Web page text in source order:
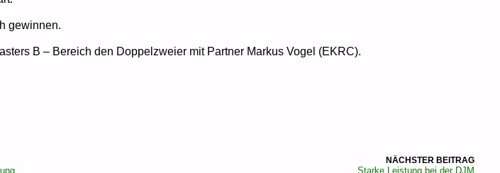
gewinnen.
B – Bereich den Doppelzweier mit Partner Markus Vogel (EKRC).
NÄCHSTER BEITRAG
Starke Leistung bei der DJM